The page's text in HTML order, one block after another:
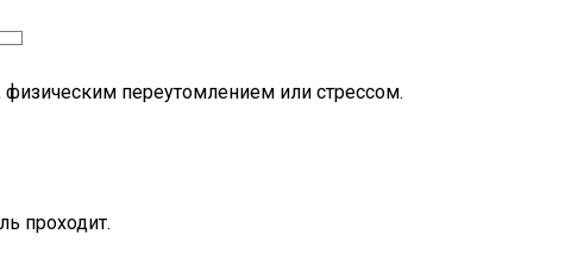
переутомлением или стрессом.
проходит.